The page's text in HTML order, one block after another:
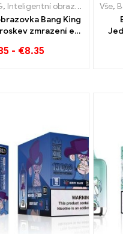
elektronické cigarety
elektronické cigarety
,Jednorázové e-cigarety
, Inteligentní obrazovka Bang King 15000 Puff
Bang King
zmrazení e-
- €8.35
Vše,